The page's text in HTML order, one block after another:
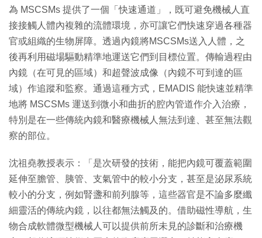
為 MSCSMs 提供了一個「快速通道」，既可避免機械人直
接接觸人體內複雜的流體環境，亦可讓它們快速穿過各種器
官或組織的生物屏障。透過內鏡將MSCSMs送入人體，之
後再利用磁場驅動精準地運送它們到目標位置。傳輸過程由
內鏡（在可見的區域）和超聲波成像（內鏡不可到達的區
域）作追蹤和監察。通過這種方式，EMADIS 能快速並精準
地將 MSCSMs 運送到微小和曲折的腔內管道作介入治療，
特別是在一些傳統內鏡和醫療機械人無法到達、甚至無法觀
察的部位。
沈祖堯教授表示：「是次研發的技術，能把內鏡可覆蓋範圍
延伸至膽管、胰管、支氣管中的較小分支，甚至是泌尿系統
較小的分支，例如腎盞和前列腺等，這些器官是不論多麼纖
細靈活的傳統內鏡，以往都無法觸及的。借助磁性導航，生
物合成軟體微型機械人可以提供前所未見的診斷和治療機